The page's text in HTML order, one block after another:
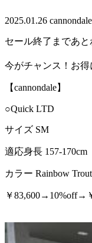
2025.01.26
セール終了まであ
今がチャンス！お
【cannondale】
○Quick LTD
サイズ SM
適応身長 157-170cm
カラー Rainbow
￥83,600→10%off→